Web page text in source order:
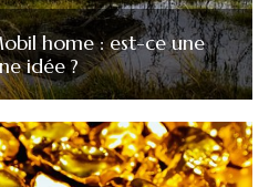
home : est-ce une
idée ?